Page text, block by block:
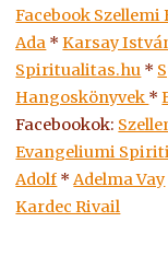
Facebook Szellemi
Ada *Karsay
Spiritualitas.hu *
Hangoskönyvek *
Facebookok:
Evangeliumi
Adolf *Adelma Vay
Kardec Rivail